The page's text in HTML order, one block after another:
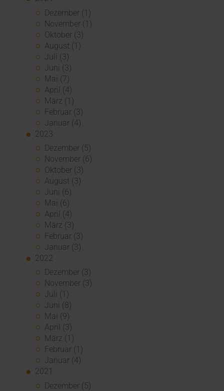
Dezember (1)
November (1)
Oktober (3)
August (1)
Juli (3)
Juni (3)
Mai (7)
April (4)
März (1)
Februar (3)
Januar (4)
2023
Dezember (5)
November (6)
Oktober (3)
August (3)
Juni (6)
Mai (6)
April (4)
März (3)
Februar (3)
Januar (3)
2022
Dezember (3)
November (3)
Juli (1)
Juni (8)
Mai (9)
April (3)
März (1)
Februar (1)
Januar (4)
2021
Dezember (5)